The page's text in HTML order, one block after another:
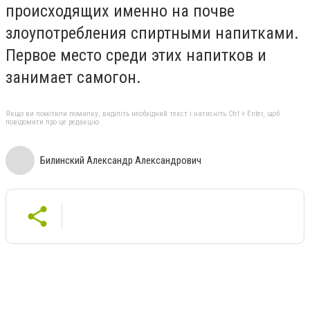
происходящих именно на почве
злоупотребления спиртными напитками.
Первое место среди этих напитков и
занимает самогон.
Якщо ви помітили помилку, виділіть необхідний текст і натисніть Ctrl + Enter, щоб
повідомити про це редакцію
Билинский Александр Александрович